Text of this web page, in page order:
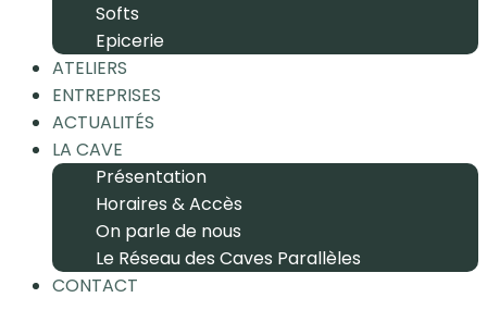
Softs
Epicerie
ATELIERS
ENTREPRISES
ACTUALITÉS
LA CAVE
Présentation
Horaires & Accès
On parle de nous
Le Réseau des Caves Parallèles
CONTACT